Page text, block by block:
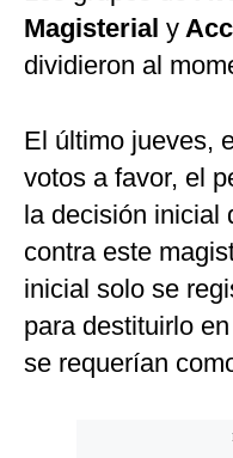
Magisterial y
dividieron al
El último jueves,
votos a favor, el
la decisión inicial
contra este
inicial solo se
para destituirlo
se requerían